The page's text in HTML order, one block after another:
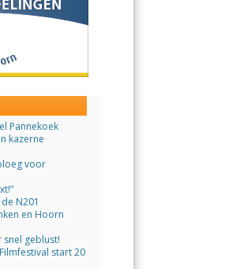
Pannekoek
kazerne
voor
N201
en Hoorn
snel geblust!
start 20